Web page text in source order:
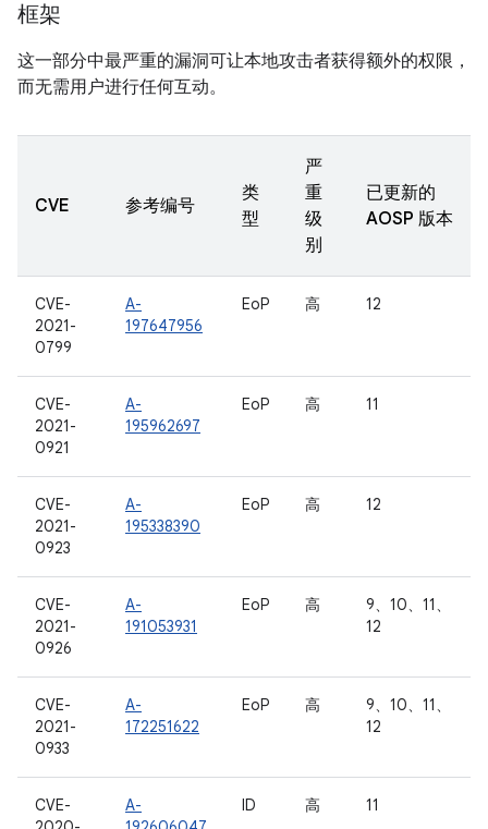
框架
这一部分中最严重的漏洞可让本地攻击者获得额外的权限，
而无需用户进行任何互动。
CVE 参考编号
类
型
严
重
级
别
已更新的
AOSP 版本
CVE-
2021-
0799
A-
197647956
EoP 高 12
CVE-
2021-
0921
A-
195962697
EoP 高 11
CVE-
2021-
0923
A-
195338390
EoP 高 12
CVE-
2021-
0926
A-
191053931
EoP 高
9、10、11、
12
CVE-
2021-
0933
A-
172251622
EoP 高
9、10、11、
12
CVE-
A-
ID 高 11